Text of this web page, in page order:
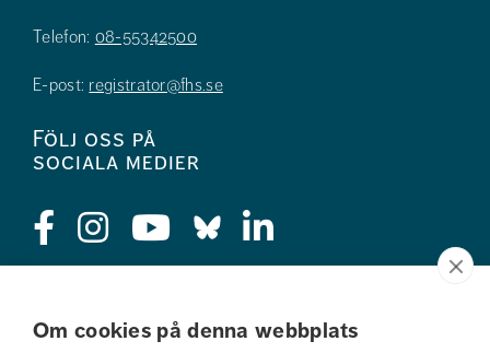
Om cookies på denna webbplats
Telefon: 08-55342500
E-post: registrator@fhs.se
Följ oss på
sociala medier